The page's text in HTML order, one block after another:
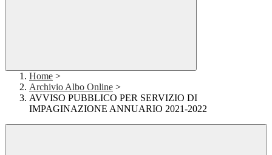
Home >
Archivio Albo Online >
AVVISO PUBBLICO PER SERVIZIO DI
IMPAGINAZIONE ANNUARIO 2021-2022